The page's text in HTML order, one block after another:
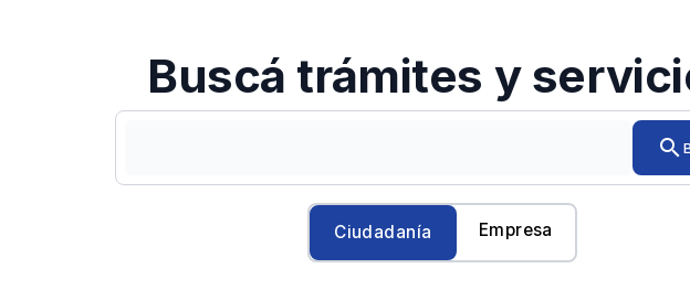
Buscá trámites y
o
servicio
quieras
search
Ciudadanía Empresa